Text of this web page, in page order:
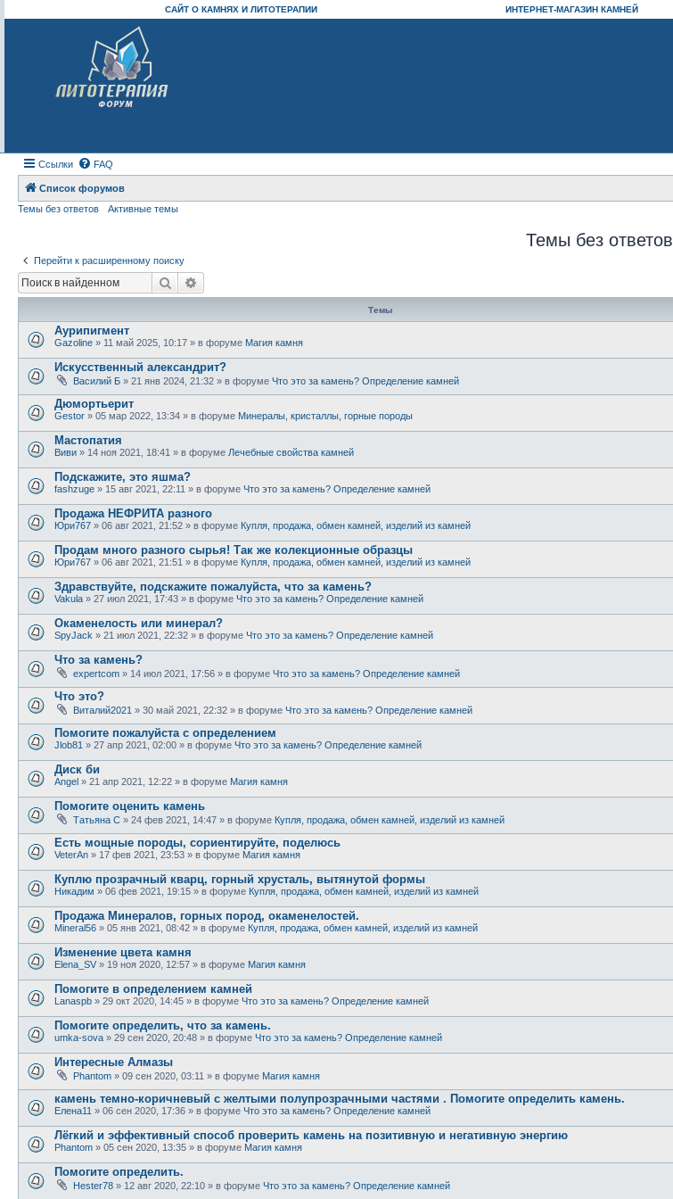
САЙТ О КАМНЯХ И ЛИТОТЕРАПИИ ИНТЕРНЕТ-МАГАЗИН КАМНЕЙ
Ссылки FAQ
Список форумов
Темы без ответов
Активные темы
Темы без ответов
Перейти к расширенному поиску
Поиск
Темы
Аурипигмент
Gazoline » 11 май 2025, 10:17 » в форуме Магия камня
Искусственный александрит?
Василий Б » 21 янв 2024, 21:32 » в форуме Что это за камень? Определение камней
Дюмортьерит
Gestor » 05 мар 2022, 13:34 » в форуме Минералы, кристаллы, горные породы
Мастопатия
Виви » 14 ноя 2021, 18:41 » в форуме Лечебные свойства камней
Подскажите, это яшма?
fashzuge » 15 авг 2021, 22:11 » в форуме Что это за камень? Определение камней
Продажа НЕФРИТА разного
Юри767 » 06 авг 2021, 21:52 » в форуме Купля, продажа, обмен камней, изделий из камней
Продам много разного сырья! Так же колекционные образцы
Юри767 » 06 авг 2021, 21:51 » в форуме Купля, продажа, обмен камней, изделий из камней
Здравствуйте, подскажите пожалуйста, что за камень?
Vakula » 27 июл 2021, 17:43 » в форуме Что это за камень? Определение камней
Окаменелость или минерал?
SpyJack » 21 июл 2021, 22:32 » в форуме Что это за камень? Определение камней
Что за камень?
expertcom » 14 июл 2021, 17:56 » в форуме Что это за камень? Определение камней
Что это?
Виталий2021 » 30 май 2021, 22:32 » в форуме Что это за камень? Определение камней
Помогите пожалуйста с определением
Jlob81 » 27 апр 2021, 02:00 » в форуме Что это за камень? Определение камней
Диск би
Angel » 21 апр 2021, 12:22 » в форуме Магия камня
Помогите оценить камень
Татьяна С » 24 фев 2021, 14:47 » в форуме Купля, продажа, обмен камней, изделий из камней
Есть мощные породы, сориентируйте, поделюсь
VeterAn » 17 фев 2021, 23:53 » в форуме Магия камня
Куплю прозрачный кварц, горный хрусталь, вытянутой формы
Никадим » 06 фев 2021, 19:15 » в форуме Купля, продажа, обмен камней, изделий из камней
Продажа Минералов, горных пород, окаменелостей.
Mineral56 » 05 янв 2021, 08:42 » в форуме Купля, продажа, обмен камней, изделий из камней
Изменение цвета камня
Elena_SV » 19 ноя 2020, 12:57 » в форуме Магия камня
Помогите в определением камней
Lanaspb » 29 окт 2020, 14:45 » в форуме Что это за камень? Определение камней
Помогите определить, что за камень.
umka-sova » 29 сен 2020, 20:48 » в форуме Что это за камень? Определение камней
Интересные Алмазы
Phantom » 09 сен 2020, 03:11 » в форуме Магия камня
камень темно-коричневый с желтыми полупрозрачными частями . Помогите определить камень.
Елена11 » 06 сен 2020, 17:36 » в форуме Что это за камень? Определение камней
Лёгкий и эффективный способ проверить камень на позитивную и негативную энергию
Phantom » 05 сен 2020, 13:35 » в форуме Магия камня
Помогите определить.
Hester78 » 12 авг 2020, 22:10 » в форуме Что это за камень? Определение камней